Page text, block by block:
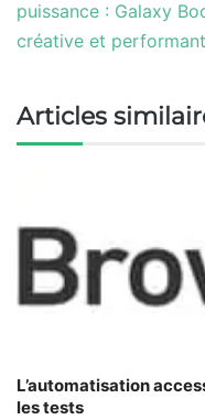
puissance : Galaxy
créative et
Articles
L’automatisation
les tests